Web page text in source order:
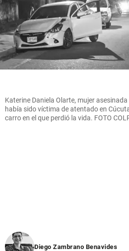
Katerine Daniela Olarte, mujer
había sido víctima de atentado en
carro en el que perdió la vida. FOTO
Diego Zambrano Benavides